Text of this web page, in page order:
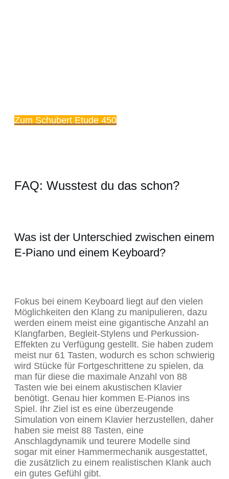
Zum Schubert Etude 450
FAQ: Wusstest du das schon?
Was ist der Unterschied zwischen einem
E-Piano und einem Keyboard?
Fokus bei einem Keyboard liegt auf den vielen
Möglichkeiten den Klang zu manipulieren, dazu
werden einem meist eine gigantische Anzahl an
Klangfarben, Begleit-Stylens und Perkussion-
Effekten zu Verfügung gestellt. Sie haben zudem
meist nur 61 Tasten, wodurch es schon schwierig
wird Stücke für Fortgeschrittene zu spielen, da
man für diese die maximale Anzahl von 88
Tasten wie bei einem akustischen Klavier
benötigt. Genau hier kommen E-Pianos ins
Spiel. Ihr Ziel ist es eine überzeugende
Simulation von einem Klavier herzustellen, daher
haben sie meist 88 Tasten, eine
Anschlagdynamik und teurere Modelle sind
sogar mit einer Hammermechanik ausgestattet,
die zusätzlich zu einem realistischen Klank auch
ein gutes Gefühl gibt.